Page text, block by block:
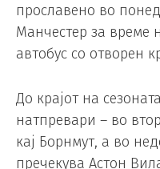
прославено во
Манчестер за време
автобус со отворен
До крајот на
натпревари – во
кај Борнмут, а во
пречекува Астон